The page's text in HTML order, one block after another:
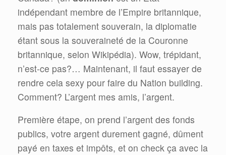
indépendant membre de l’Empire britannique,
mais pas totalement souverain, la diplomatie
étant sous la souveraineté de la Couronne
britannique, selon Wikipédia). Wow, trépidant,
n’est-ce pas?… Maintenant, il faut essayer de
rendre cela sexy pour faire du Nation building.
Comment? L’argent mes amis, l’argent.
Première étape, on prend l’argent des fonds
publics, votre argent durement gagné, dûment
payé en taxes et impôts, et on check ça avec la